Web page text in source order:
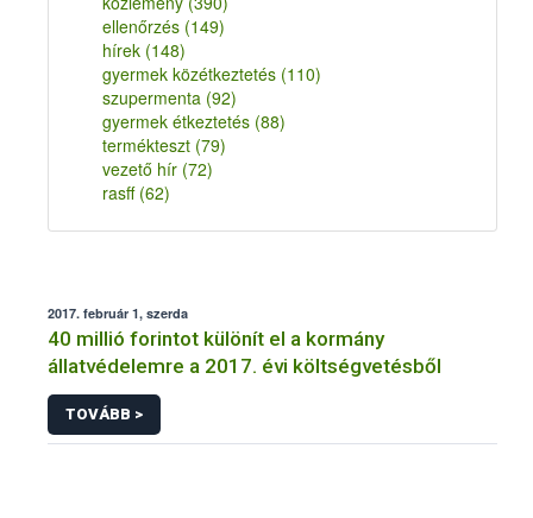
ellenőrzés (149)
hírek (148)
gyermek közétkeztetés (110)
szupermenta (92)
gyermek étkeztetés (88)
termékteszt (79)
vezető hír (72)
rasff (62)
2017. február 1, szerda
40 millió forintot különít el a kormány
állatvédelemre a 2017. évi költségvetésből
TOVÁBB >